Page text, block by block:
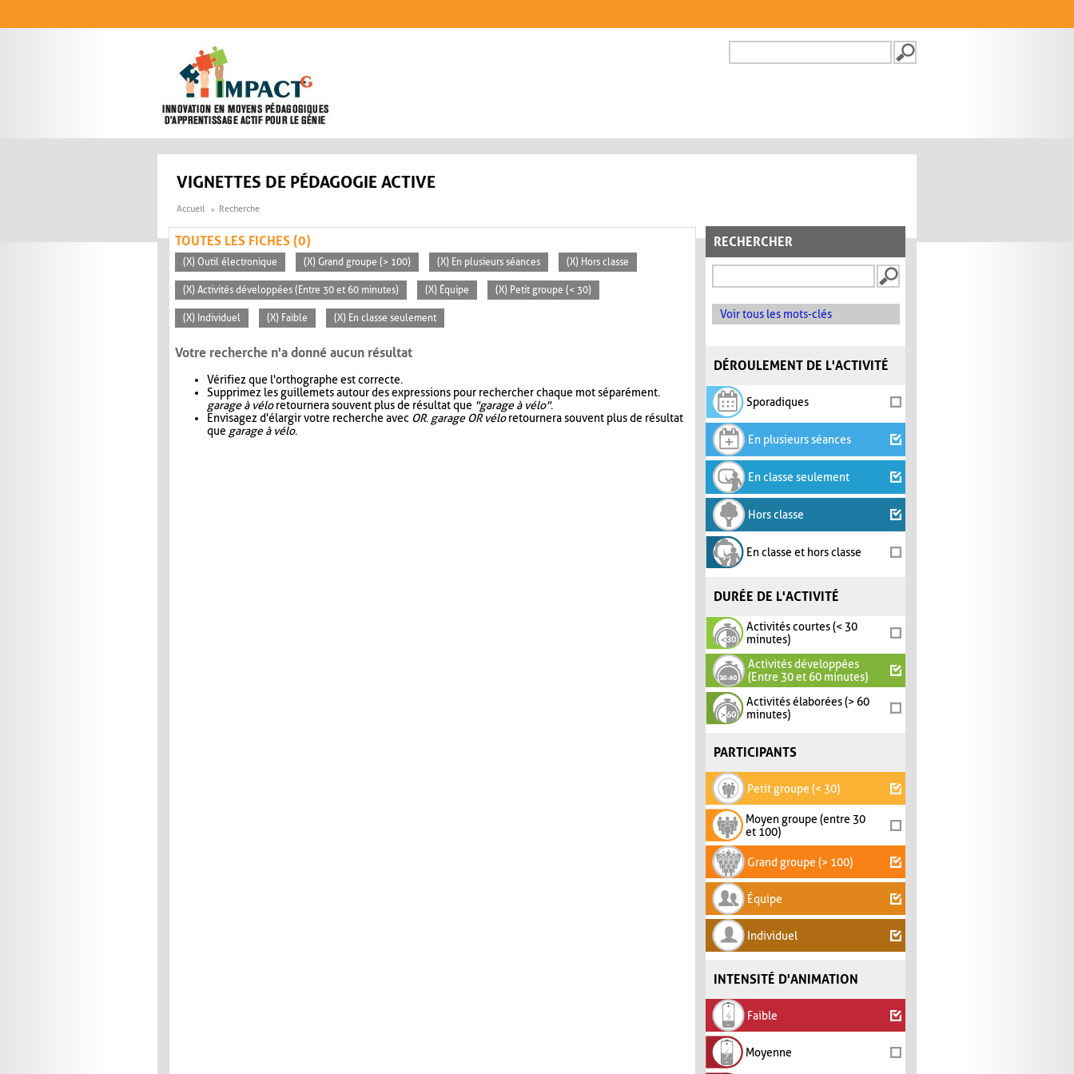
FORMULAIRE DE
VIGNETTES DE PÉDAGOGIE ACTIVE
Accueil Recherche
RECHERCHER
Voir tous les mots-clés
DÉROULEMENT DE L'ACTIVITÉ
Sporadiques
En plusieurs séances
En classe seulement
Hors classe
En classe et hors classe
DURÉE DE L'ACTIVITÉ
Activités courtes (< 30
minutes)
Activités développées
(Entre 30 et 60 minutes)
Activités élaborées (> 60
minutes)
PARTICIPANTS
Petit groupe (< 30)
Moyen groupe (entre 30
et 100)
Grand groupe (> 100)
Équipe
Individuel
INTENSITÉ D'ANIMATION
Faible
Moyenne
TOUTES LES FICHES (0)
(X) Outil électronique (X) Grand groupe (> 100) (X) En plusieurs séances (X) Hors classe
(X) Activités développées (Entre 30 et 60 minutes) (X) Équipe (X) Petit groupe (< 30)
(X) Individuel (X) Faible (X) En classe seulement
Votre recherche n'a donné aucun résultat
Vérifiez que l'orthographe est correcte.
Supprimez les guillemets autour des expressions pour rechercher chaque mot séparément.
garage à véloretournera souvent plus de résultat que "garage à vélo".
Envisagez d'élargir votre recherche avec OR. garage OR véloretournera souvent plus de résultat
que garage à vélo.